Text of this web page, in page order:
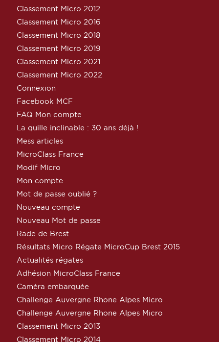
Classement Micro 2012
Classement Micro 2016
Classement Micro 2018
Classement Micro 2019
Classement Micro 2021
Classement Micro 2022
Connexion
Facebook MCF
FAQ Mon compte
La quille inclinable : 30 ans déjà !
Mess articles
MicroClass France
Modif Micro
Mon compte
Mot de passe oublié ?
Nouveau compte
Nouveau Mot de passe
Rade de Brest
Résultats Micro Régate MicroCup Brest 2015
Actualités régates
Adhésion MicroClass France
Caméra embarquée
Challenge Auvergne Rhone Alpes Micro
Challenge Auvergne Rhone Alpes Micro
Classement Micro 2013
Classement Micro 2014